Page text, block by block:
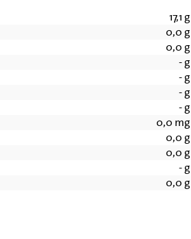
17,1 g
0,0 g
0,0 g
-g
-g
-g
-g
0,0 mg
0,0 g
0,0 g
-g
0,0 g